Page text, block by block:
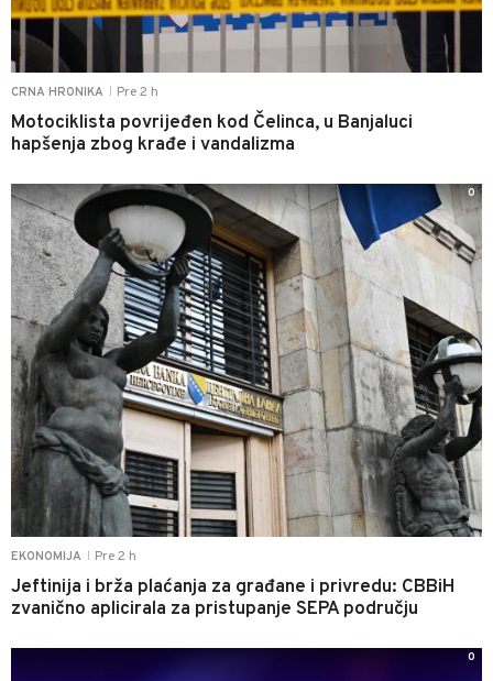
CRNA HRONIKA Pre 2 h
Motociklista povrijeđen kod Čelinca, u Banjaluci
hapšenja zbog krađe i vandalizma
EKONOMIJA Pre 2 h
Jeftinija i brža plaćanja za građane i privredu: CBBiH
zvanično aplicirala za pristupanje SEPA području
0
0